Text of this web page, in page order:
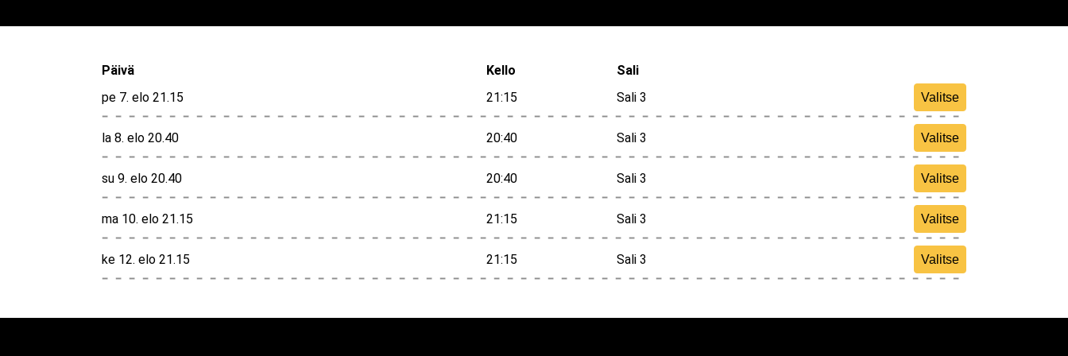
Päivä Kello
Sali
pe 7. elo 21.15
21:15 Sali 3 Valitse
la 8. elo 20.40 20:40 Sali 3 Valitse
su 9. elo 20.40 20:40 Sali 3 Valitse
ma 10. elo 21.15 21:15 Sali 3 Valitse
ke 12. elo 21.15 21:15 Sali 3 Valitse